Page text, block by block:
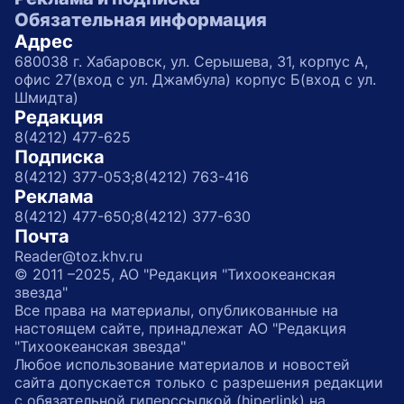
Обязательная информация
Адрес
680038 г. Хабаровск, ул. Серышева, 31, корпус А,
офис 27(вход с ул. Джамбула) корпус Б(вход с ул.
Шмидта)
Редакция
8(4212) 477-625
Подписка
8(4212) 377-053;8(4212) 763-416
Реклама
8(4212) 477-650;8(4212) 377-630
Почта
Reader@toz.khv.ru
© 2011 –2025, АО "Редакция "Тихоокеанская
звезда"
Все права на материалы, опубликованные на
настоящем сайте, принадлежат АО "Редакция
"Тихоокеанская звезда"
Любое использование материалов и новостей
сайта допускается только с разрешения редакции
с обязательной гиперссылкой (hiperlink) на